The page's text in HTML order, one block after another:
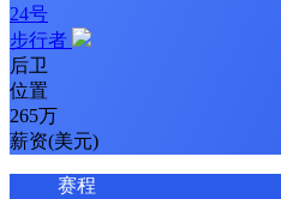
24号
步行者
后卫
位置
265万
薪资(美元)
赛程